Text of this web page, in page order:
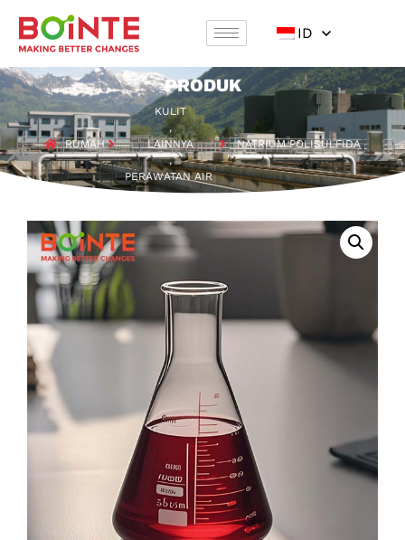
ID
PRODUK
RUMAH
KULIT
,
LAINNYA
,
PERAWATAN AIR
NATRIUM POLISULFIDA